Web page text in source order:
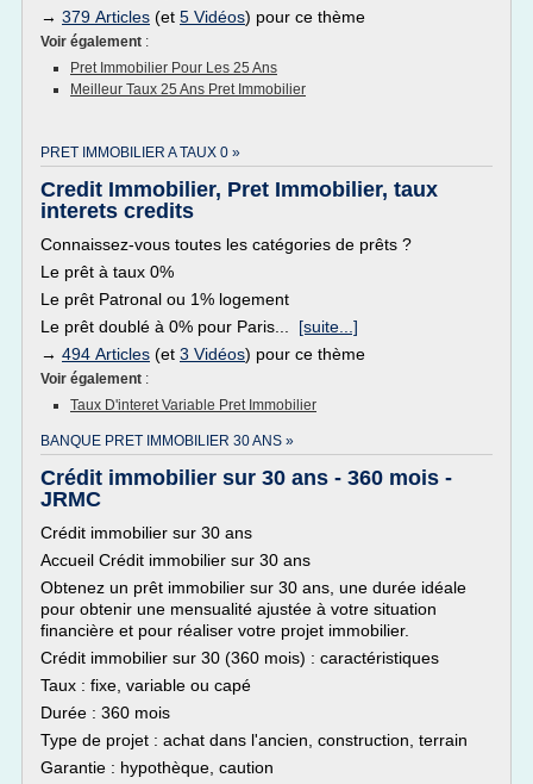
→ 379 Articles (et 5 Vidéos) pour ce thème
Voir également :
Pret Immobilier Pour Les 25 Ans
Meilleur Taux 25 Ans Pret Immobilier
PRET IMMOBILIER A TAUX 0 »
Credit Immobilier, Pret Immobilier, taux
interets credits
Connaissez-vous toutes les catégories de prêts ?
Le prêt à taux 0%
Le prêt Patronal ou 1% logement
Le prêt doublé à 0% pour Paris... [suite...]
→ 494 Articles (et 3 Vidéos) pour ce thème
Voir également :
Taux D'interet Variable Pret Immobilier
BANQUE PRET IMMOBILIER 30 ANS »
Crédit immobilier sur 30 ans - 360 mois -
JRMC
Crédit immobilier sur 30 ans
Accueil Crédit immobilier sur 30 ans
Obtenez un prêt immobilier sur 30 ans, une durée idéale
pour obtenir une mensualité ajustée à votre situation
financière et pour réaliser votre projet immobilier.
Crédit immobilier sur 30 (360 mois) : caractéristiques
Taux : fixe, variable ou capé
Durée : 360 mois
Type de projet : achat dans l'ancien, construction, terrain
Garantie : hypothèque, caution